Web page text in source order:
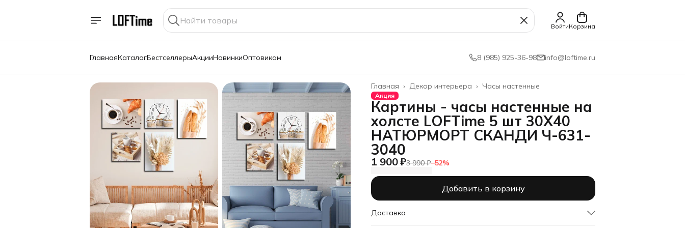
ВойтиКорзина
ГлавнаяКаталогБестселлерыАкцииНовинкиОптовикам 8 (985) 925-36-98 info@loftime.ru
Часы настенные
Декор интерьера ›
Главная ›
Акция
Картины - часы настенные на
холсте LOFTime 5 шт 30Х40
НАТЮРМОРТ СКАНДИ Ч-631-
3040
1 900 ₽3 990 ₽−52%
Добавить в корзину
Доставка